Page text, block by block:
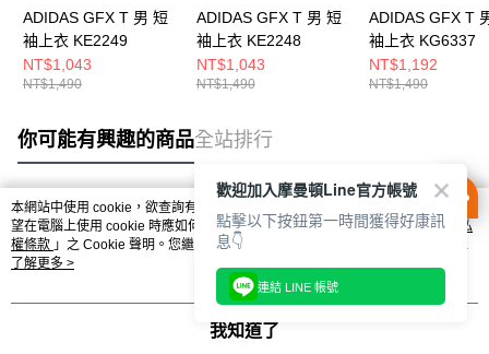
ADIDAS GFX T 男 短
袖上衣 KE2249
NT$1,043
NT$1,490
ADIDAS GFX T 男 短
袖上衣 KE2248
NT$1,043
NT$1,490
ADIDAS GFX T
袖上衣 KG6337
NT$1,192
NT$1,490
你可能有興趣的商品全站排行
熱門標籤
本網站中使用 cookie，欲查詢有關本網站使用 cookie 方式之詳情，及若您不希
望在電腦上使用 cookie 時應如何變更電腦的 cookie 設定，請參閱本網站「
隱私
權條款 」之 Cookie 聲明。您繼續使用本網站即表示您同意本公司得按本網站使
用條款之 Cookie 聲明使用 cookie。
了解更多 >
我知道了
歡迎加入摩曼頓Line官方帳號
點擊以下按鈕第一時間獲得好康訊
息👇
連結 LINE 帳號